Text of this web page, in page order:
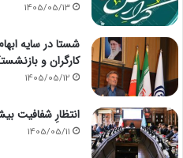
1405/05/13
شستا در سایه
کارگران و
1405/05/12
انتظارِ شفافیت
1405/05/11